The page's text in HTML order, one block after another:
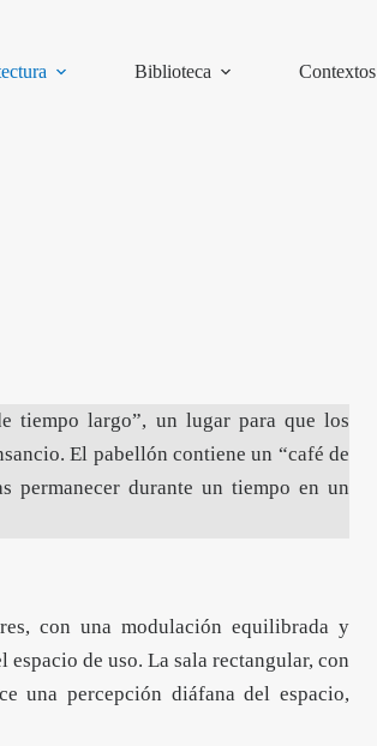
Biblioteca Contextos
tiempo largo”, un lugar para que los
El pabellón contiene un “café de
permanecer durante un tiempo en un
con una modulación equilibrada y
de uso. La sala rectangular, con
una percepción diáfana del espacio,